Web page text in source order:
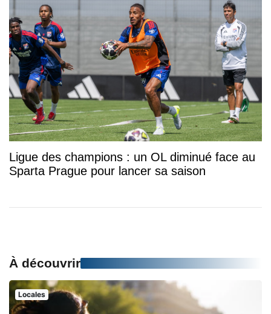
Ligue des champions : un OL diminué face au
Sparta Prague pour lancer sa saison
À découvrir
Locales